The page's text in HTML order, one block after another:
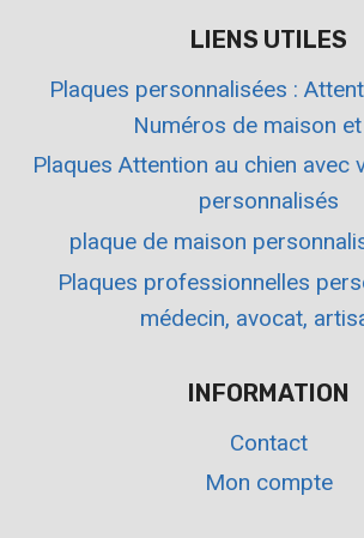
LIENS UTILES
Plaques personnalisées :
Numéros de maison
Plaques Attention au chien avec
personnalisés
plaque de maison
Plaques professionnelles
médecin, avocat,
INFORMATION
Contact
Mon compte